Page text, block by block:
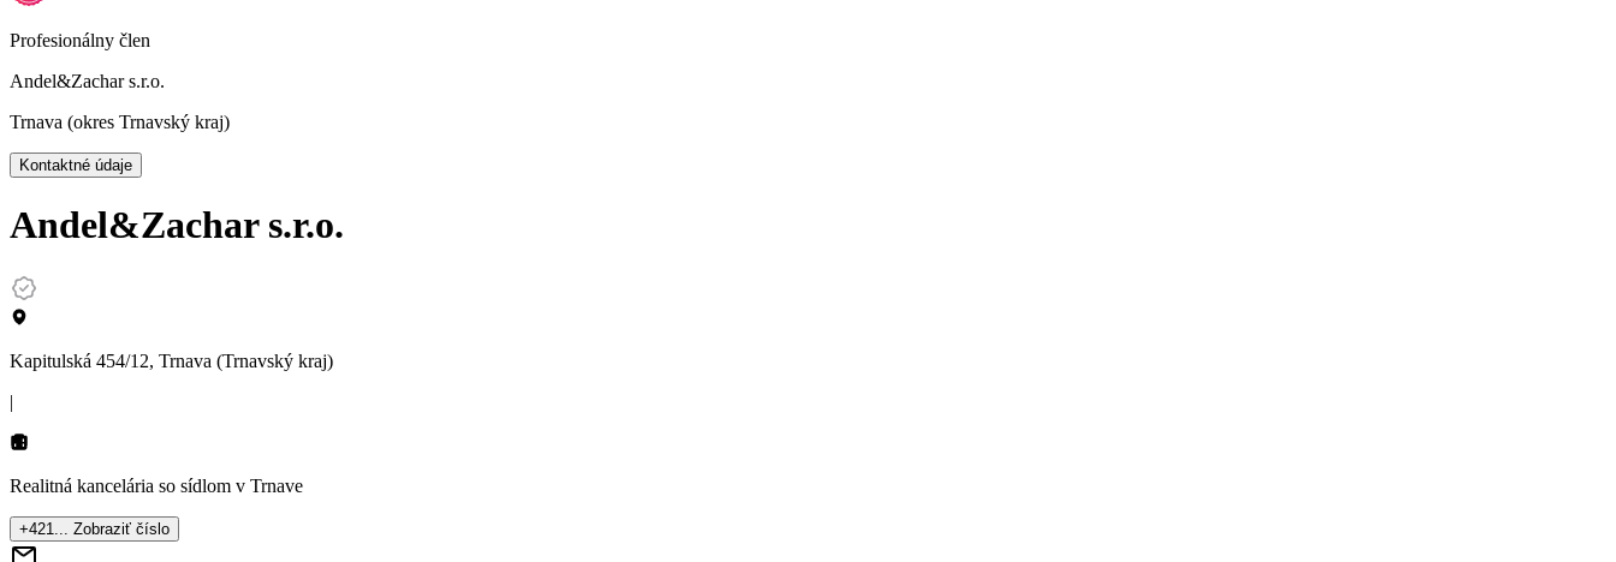
Profesionálny člen
Andel&Zachar s.r.o.
Trnava (okres Trnavský kraj)
Kontaktné údaje
Andel&Zachar s.r.o.
Kapitulská 454/12, Trnava (Trnavský kraj)
|
Realitná kancelária so sídlom v Trnave
+421... Zobraziť číslo